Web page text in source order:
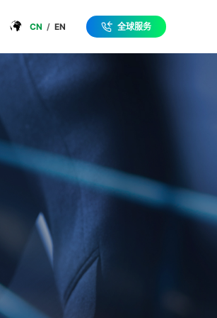
CN / EN 全球服务